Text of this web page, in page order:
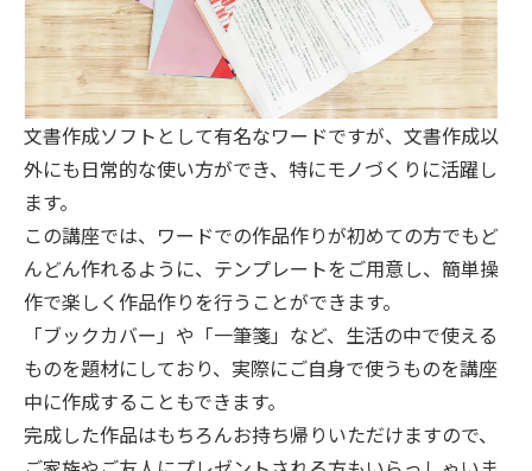
文書作成ソフトとして有名なワードですが、文書作成以
外にも日常的な使い方ができ、特にモノづくりに活躍し
ます。
この講座では、ワードでの作品作りが初めての方でもど
んどん作れるように、テンプレートをご用意し、簡単操
作で楽しく作品作りを行うことができます。
「ブックカバー」や「一筆箋」など、生活の中で使える
ものを題材にしており、実際にご自身で使うものを講座
中に作成することもできます。
完成した作品はもちろんお持ち帰りいただけますので、